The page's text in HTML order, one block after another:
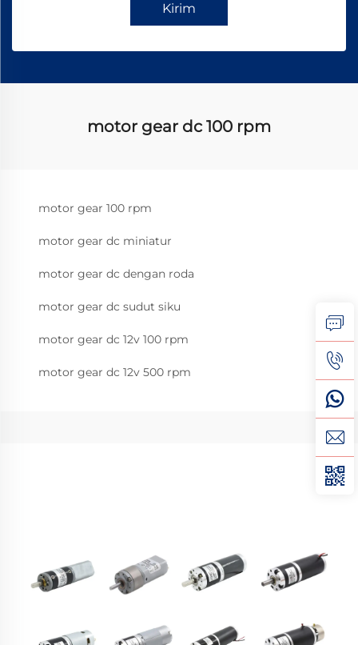
Kirim
motor gear dc 100 rpm
motor gear 100 rpm
motor gear dc miniatur
motor gear dc dengan roda
motor gear dc sudut siku
motor gear dc 12v 100 rpm
motor gear dc 12v 500 rpm